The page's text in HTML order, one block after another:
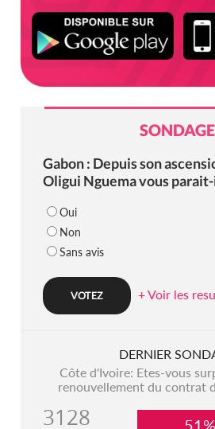
SONDAGE
Gabon : Depuis son
Oligui Nguema vous
Oui
Non
Sans avis
+ Voir les
DERNIER
Côte d'Ivoire: Etes-vous
renouvellement du contrat
3128 51%